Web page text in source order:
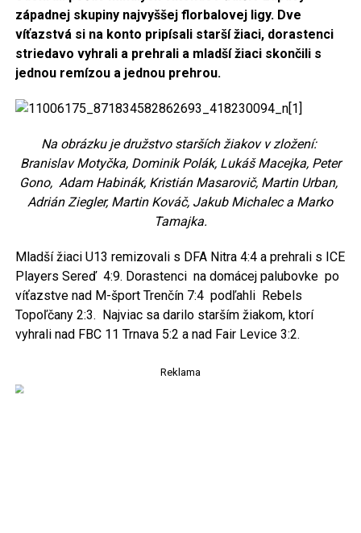
západnej skupiny najvyššej florbalovej ligy. Dve
víťazstvá si na konto pripísali starší žiaci, dorastenci
striedavo vyhrali a prehrali a mladší žiaci skončili s
jednou remízou a jednou prehrou.
Na obrázku je družstvo starších žiakov v zložení:
Branislav Motyčka, Dominik Polák, Lukáš Macejka, Peter
Gono, Adam Habinák, Kristián Masarovič, Martin Urban,
Adrián Ziegler, Martin Kováč, Jakub Michalec a Marko
Tamajka.
Mladší žiaci U13 remizovali s DFA Nitra 4:4 a prehrali s ICE
Players Sereď 4:9. Dorastenci na domácej palubovke po
víťazstve nad M-šport Trenčín 7:4 podľahli Rebels
Topoľčany 2:3. Najviac sa darilo starším žiakom, ktorí
vyhrali nad FBC 11 Trnava 5:2 a nad Fair Levice 3:2.
Reklama